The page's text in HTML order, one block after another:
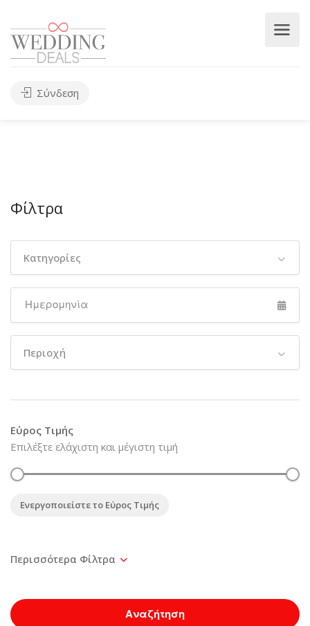
Σύνδεση
Φίλτρα
Κατηγορίες
Περιοχή
Εύρος Τιμής
Επιλέξτε ελάχιστη και μέγιστη τιμή
Ενεργοποιείστε το Εύρος Τιμής
Αναζήτηση